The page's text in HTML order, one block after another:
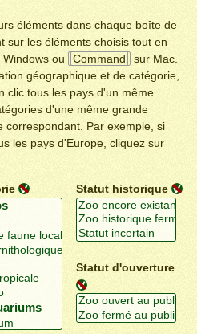
éléments dans chaque boîte de
sur les éléments choisis tout en
Windows ou Command
sur Mac.
géographique et de catégorie,
clic tous les pays d'un même
d'une même grande
correspondant. Par exemple, si
les pays d'Europe, cliquez sur
Statut historique
Statut d'ouverture